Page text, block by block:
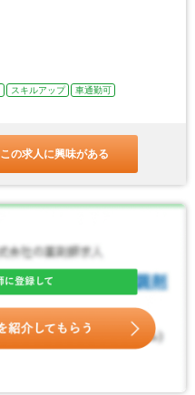
スキルアップ
車通勤可
この求人に興味がある